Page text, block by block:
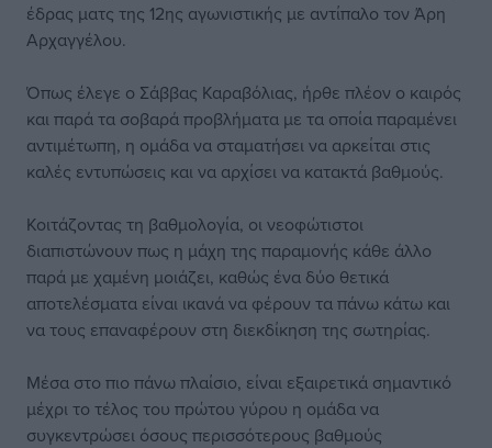
έδρας ματς της 12ης αγωνιστικής με αντίπαλο τον Άρη
Αρχαγγέλου.
Όπως έλεγε ο Σάββας Καραβόλιας, ήρθε πλέον ο καιρός
και παρά τα σοβαρά προβλήματα με τα οποία παραμένει
αντιμέτωπη, η ομάδα να σταματήσει να αρκείται στις
καλές εντυπώσεις και να αρχίσει να κατακτά βαθμούς.
Κοιτάζοντας τη βαθμολογία, οι νεοφώτιστοι
διαπιστώνουν πως η μάχη της παραμονής κάθε άλλο
παρά με χαμένη μοιάζει, καθώς ένα δύο θετικά
αποτελέσματα είναι ικανά να φέρουν τα πάνω κάτω και
να τους επαναφέρουν στη διεκδίκηση της σωτηρίας.
Μέσα στο πιο πάνω πλαίσιο, είναι εξαιρετικά σημαντικό
μέχρι το τέλος του πρώτου γύρου η ομάδα να
συγκεντρώσει όσους περισσότερους βαθμούς